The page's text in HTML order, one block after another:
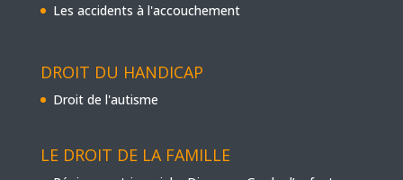
Les accidents à l'accouchement
DROIT DU HANDICAP
Droit de l'autisme
LE DROIT DE LA FAMILLE